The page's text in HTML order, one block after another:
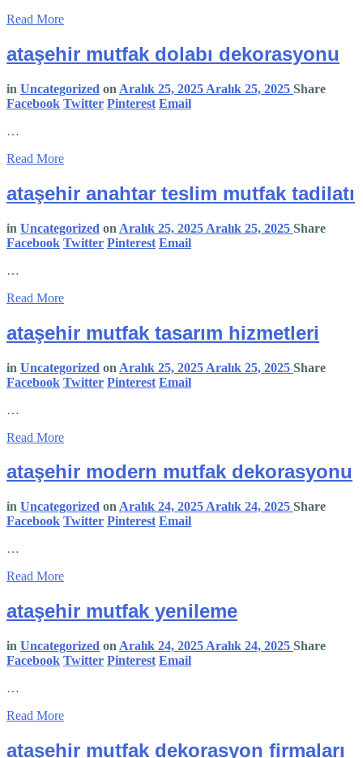
Read More
ataşehir mutfak dolabı dekorasyonu
in Uncategorized on Aralık 25, 2025 Aralık 25, 2025 Share
Facebook Twitter Pinterest Email
…
Read More
ataşehir anahtar teslim mutfak tadilatı
in Uncategorized on Aralık 25, 2025 Aralık 25, 2025 Share
Facebook Twitter Pinterest Email
…
Read More
ataşehir mutfak tasarım hizmetleri
in Uncategorized on Aralık 25, 2025 Aralık 25, 2025 Share
Facebook Twitter Pinterest Email
…
Read More
ataşehir modern mutfak dekorasyonu
in Uncategorized on Aralık 24, 2025 Aralık 24, 2025 Share
Facebook Twitter Pinterest Email
…
Read More
ataşehir mutfak yenileme
in Uncategorized on Aralık 24, 2025 Aralık 24, 2025 Share
Facebook Twitter Pinterest Email
…
Read More
ataşehir mutfak dekorasyon firmaları